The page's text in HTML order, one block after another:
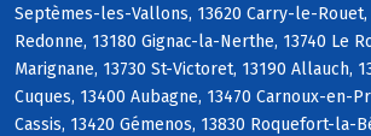
Septèmes-les-Vallons, 13620 Carry-le-Rouet,
Redonne, 13180 Gignac-la-Nerthe, 13740 Le
Marignane, 13730 St-Victoret, 13190 Allauch,
Cuques, 13400 Aubagne, 13470 Carnoux-en-
Cassis, 13420 Gémenos, 13830 Roquefort-la-